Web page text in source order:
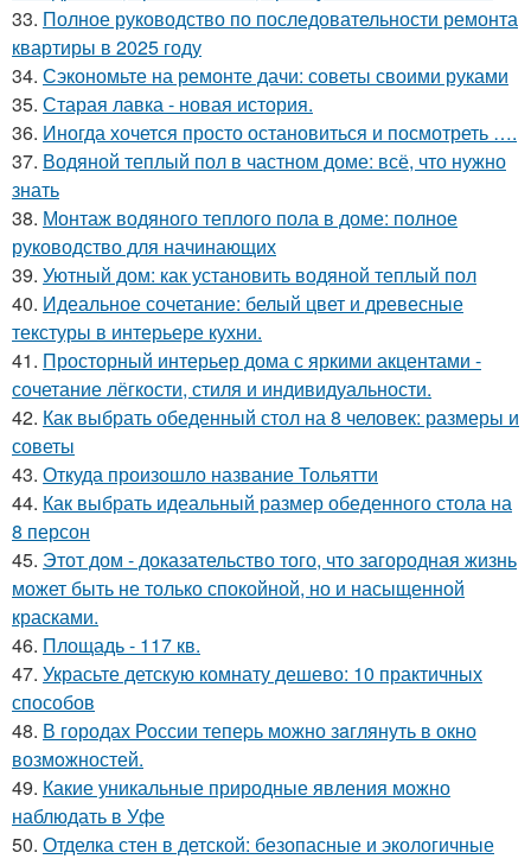
33. Полное руководство по последовательности ремонта
квартиры в 2025 году
34. Сэкономьте на ремонте дачи: советы своими руками
35. Старая лавка - новая история.
36. Иногда хочется просто остановиться и посмотреть ….
37. Водяной теплый пол в частном доме: всё, что нужно
знать
38. Монтаж водяного теплого пола в доме: полное
руководство для начинающих
39. Уютный дом: как установить водяной теплый пол
40. Идеальное сочетание: белый цвет и древесные
текстуры в интерьере кухни.
41. Просторный интерьер дома с яркими акцентами -
сочетание лёгкости, стиля и индивидуальности.
42. Как выбрать обеденный стол на 8 человек: размеры и
советы
43. Откуда произошло название Тольятти
44. Как выбрать идеальный размер обеденного стола на
8 персон
45. Этот дом - доказательство того, что загородная жизнь
может быть не только спокойной, но и насыщенной
красками.
46. Площадь - 117 кв.
47. Украсьте детскую комнату дешево: 10 практичных
способов
48. В городах России тепеpь можно зaглянуть в окно
возмoжностей.
49. Какие уникальные природные явления можно
наблюдать в Уфе
50. Отделка стен в детской: безопасные и экологичные